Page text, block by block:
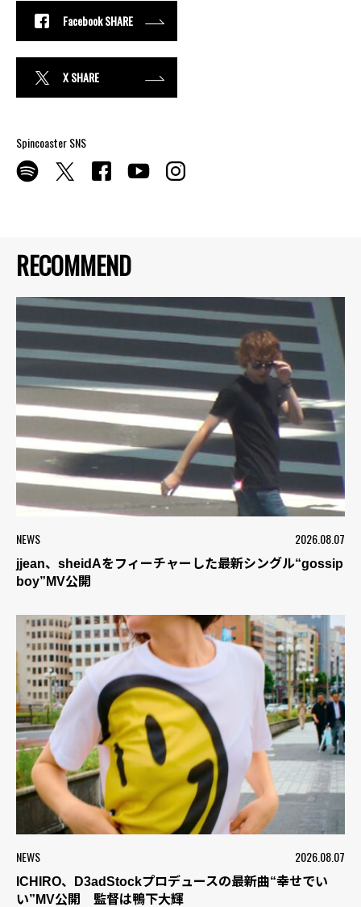
RECOMMEND
NEWS 2026.08.07
jjean、sheidAをフィーチャーした最新シングル“gossip
boy”MV公開
NEWS 2026.08.07
ICHIRO、D3adStockプロデュースの最新曲“幸せでい
い”MV公開 監督は鴨下大輝
Facebook SHARE
X SHARE
Spincoaster SNS